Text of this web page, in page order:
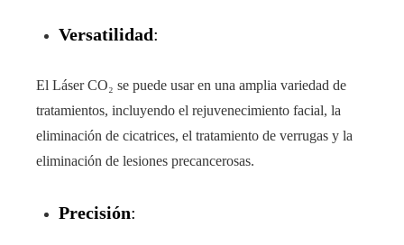
Versatilidad:
El Láser CO₂ se puede usar en una amplia variedad de
tratamientos, incluyendo el rejuvenecimiento facial, la
eliminación de cicatrices, el tratamiento de verrugas y la
eliminación de lesiones precancerosas.
Precisión: